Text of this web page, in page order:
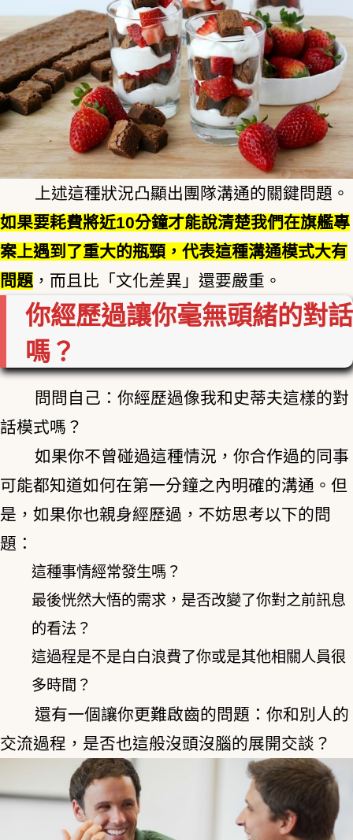
上述這種狀況凸顯出團隊溝通的關鍵問題。
如果要耗費將近10分鐘才能說清楚我們在旗艦專
案上遇到了重大的瓶頸，代表這種溝通模式大有
問題 ，而且比「文化差異」還要嚴重。
你經歷過讓你毫無頭緒的對話
嗎？
問問自己：你經歷過像我和史蒂夫這樣的對
話模式嗎？
如果你不曾碰過這種情況，你合作過的同事
可能都知道如何在第一分鐘之內明確的溝通。但
是，如果你也親身經歷過，不妨思考以下的問
題：
這種事情經常發生嗎？
最後恍然大悟的需求，是否改變了你對之前訊息
的看法？
這過程是不是白白浪費了你或是其他相關人員很
多時間？
還有一個讓你更難啟齒的問題：你和別人的
交流過程，是否也這般沒頭沒腦的展開交談？